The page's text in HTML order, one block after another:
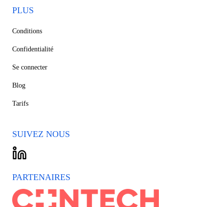
PLUS
Conditions
Confidentialité
Se connecter
Blog
Tarifs
SUIVEZ NOUS
PARTENAIRES